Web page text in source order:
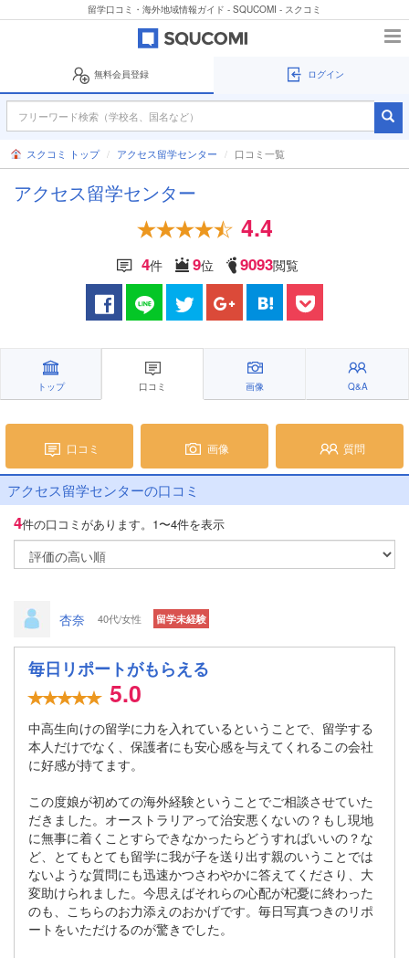
留学口コミ・海外地域情報ガイド - SQUCOMI - スクコミ
無料会員登録 ログイン
スクコミ トップ アクセス留学センター 口コミ一覧
アクセス留学センター
4.4
4件 9位 9093閲覧
トップ 口コミ 画像 Q&A
口コミ 画像 質問
アクセス留学センターの口コミ
4件の口コミがあります。 1〜4件を表示
杏奈 40代/女性 留学未経験
毎日リポートがもらえる
5.0
中高生向けの留学に力を入れているということで、留学する
本人だけでなく、保護者にも安心感を与えてくれるこの会社
に好感が持てます。
この度娘が初めての海外経験ということでご相談させていた
だきました。オーストラリアって治安悪くないの？もし現地
に無事に着くことすらできなかったらどうすればいいの？な
ど、とてもとても留学に我が子を送り出す親のいうことでは
ないような質問にも迅速かつさわやかに答えてくださり、大
変助けられました。今思えばそれらの心配が杞憂に終わった
のも、こちらのお力添えのおかげです。毎日写真つきのリポ
ートをいただけるのが驚きでした。